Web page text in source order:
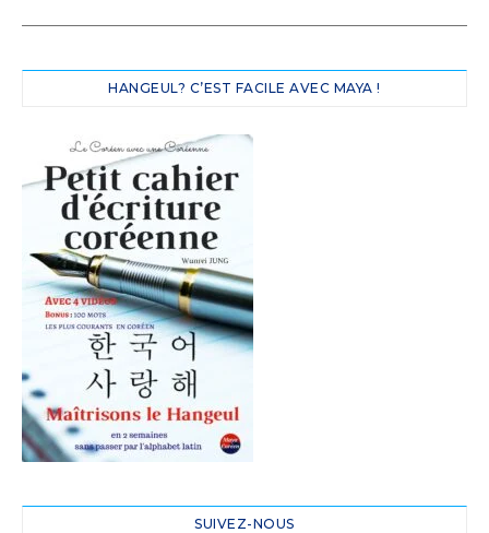
HANGEUL? C’EST FACILE AVEC MAYA !
SUIVEZ-NOUS